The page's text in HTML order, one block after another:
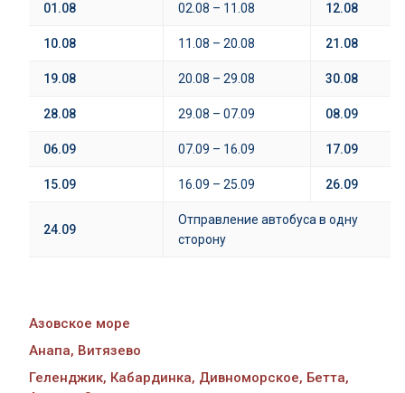
01.08 02.08 – 11.08 12.08
10.08 11.08 – 20.08 21.08
19.08 20.08 – 29.08 30.08
28.08 29.08 – 07.09 08.09
06.09 07.09 – 16.09 17.09
15.09 16.09 – 25.09 26.09
24.09
Отправление автобуса в одну
сторону
Азовское море
Анапа, Витязево
Геленджик, Кабардинка, Дивноморское, Бетта,